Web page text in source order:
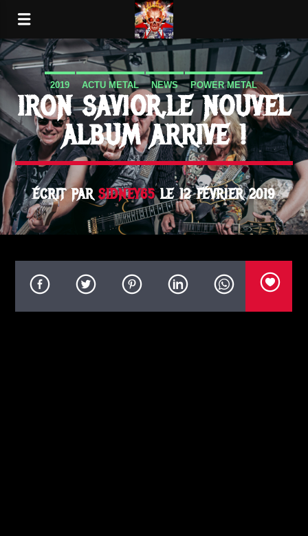
2019 ACTU METAL NEWS POWER METAL
SORTIE ALBUM
IRON SAVIOR,LE NOUVEL
ALBUM ARRIVE !
ÉCRIT PARSIDNEY65LE 12 FÉVRIER 2019